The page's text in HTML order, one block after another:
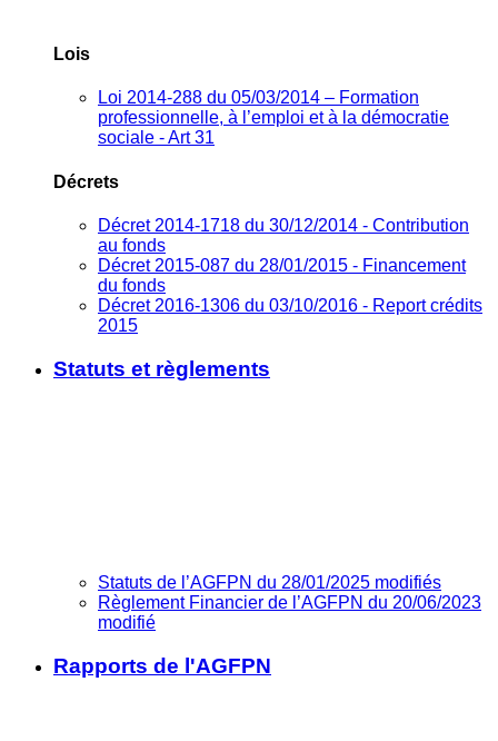
Lois
Loi 2014-288 du 05/03/2014 – Formation
professionnelle, à l’emploi et à la démocratie
sociale - Art 31
Décrets
Décret 2014-1718 du 30/12/2014 - Contribution
au fonds
Décret 2015-087 du 28/01/2015 - Financement
du fonds
Décret 2016-1306 du 03/10/2016 - Report crédits
2015
Statuts et règlements
Statuts de l’AGFPN du 28/01/2025 modifiés
Règlement Financier de l’AGFPN du 20/06/2023
modifié
Rapports de l'AGFPN